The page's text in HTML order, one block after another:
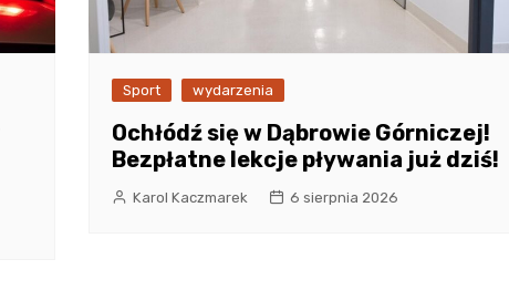
Sport wydarzenia
Ochłódź się w Dąbrowie Górniczej!
Bezpłatne lekcje pływania już dziś!
Karol Kaczmarek 6 sierpnia 2026